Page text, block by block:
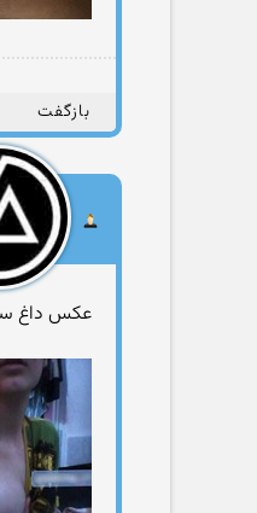
بازگفت
عکس داغ